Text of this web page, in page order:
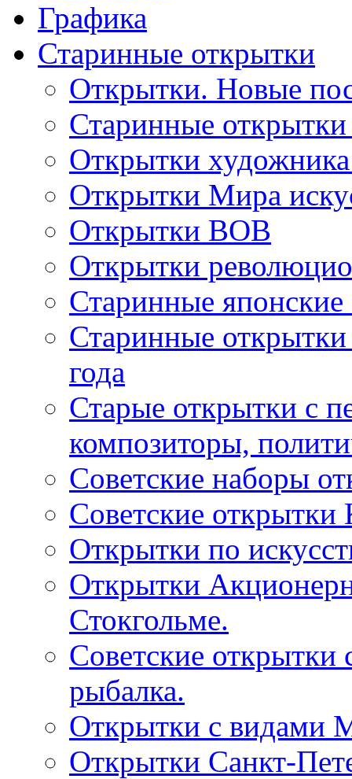
Графика
Старинные открытки
Открытки. Новые
Старинные
Открытки
Открытки Мира
Открытки ВОВ
Открытки
Старинные
Старинные
года
Старые открытки с
композиторы,
Советские наборы
Советские открытки
Открытки по
Открытки
Стокгольме.
Советские открытки
рыбалка.
Открытки с видами
Открытки Санкт-